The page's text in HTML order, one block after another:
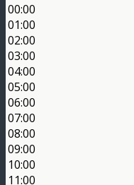
00:00
01:00
02:00
03:00
04:00
05:00
06:00
07:00
08:00
09:00
10:00
11:00